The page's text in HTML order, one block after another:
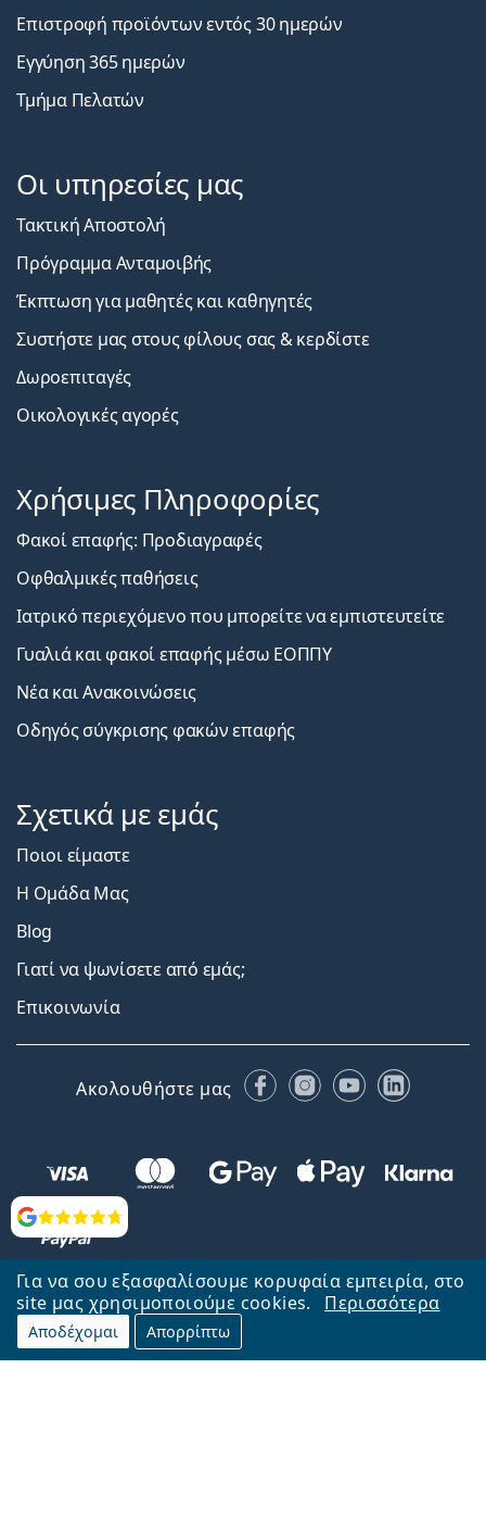
Για να σου εξασφαλίσουμε κορυφαία εμπειρία, στο
site μας χρησιμοποιούμε cookies.
Περισσότερα
Αποδέχομαι Απορρίπτω
Αξιολογήσεις
Επιστροφή προϊόντων εντός 30 ημερών
Εγγύηση 365 ημερών
Τμήμα Πελατών
Οι υπηρεσίες μας
Τακτική Αποστολή
Πρόγραμμα Ανταμοιβής
Έκπτωση για μαθητές και καθηγητές
Συστήστε μας στους φίλους σας & κερδίστε
Δωροεπιταγές
Οικολογικές αγορές
Χρήσιμες Πληροφορίες
Φακοί επαφής: Προδιαγραφές
Οφθαλμικές παθήσεις
Ιατρικό περιεχόμενο που μπορείτε να εμπιστευτείτε
Γυαλιά και φακοί επαφής μέσω ΕΟΠΠΥ
Νέα και Ανακοινώσεις
Οδηγός σύγκρισης φακών επαφής
Σχετικά με εμάς
Ποιοι είμαστε
Η Ομάδα Μας
Blog
Γιατί να ψωνίσετε από εμάς;
Επικοινωνία
Ακολουθήστε μας FacebookInstagram
YouTubeLinkedIn
Επιστροφή στην αρχική σελίδα